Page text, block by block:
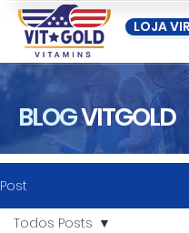
LOJA
BLOGVITGOLD
Post
Todos Posts